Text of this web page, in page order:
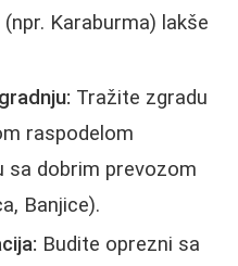
Karaburma) lakše
Tražite zgradu
raspodelom
sa dobrim prevozom
Banjice).
Budite oprezni sa